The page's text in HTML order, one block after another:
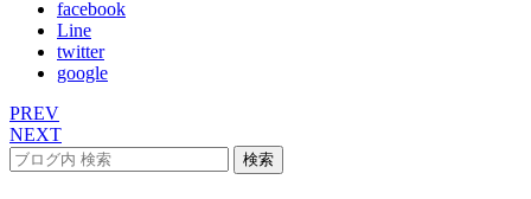
facebook
Line
twitter
google
PREV
NEXT